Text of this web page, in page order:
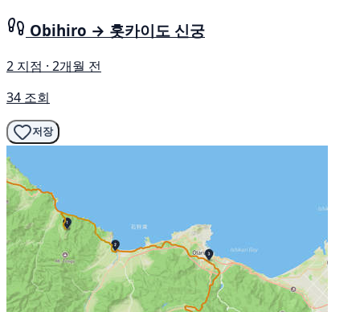
Obihiro → 홋카이도 신궁
2 지점 · 2개월 전
34 조회
저장